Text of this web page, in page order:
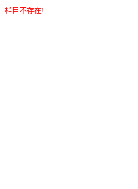
栏目不存在!